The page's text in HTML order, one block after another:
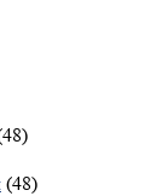
(48)